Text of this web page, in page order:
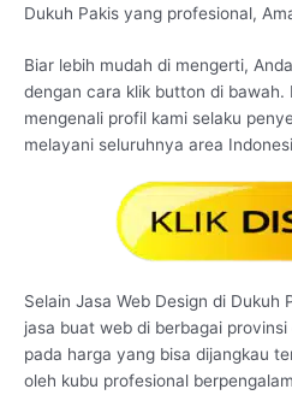
Dukuh Pakis yang profesional,
Biar lebih mudah di mengerti,
dengan cara klik button di bawah.
mengenali profil kami selaku
melayani seluruhnya area
Selain Jasa Web Design di Dukuh
jasa buat web di berbagai
pada harga yang bisa dijangkau
oleh kubu profesional